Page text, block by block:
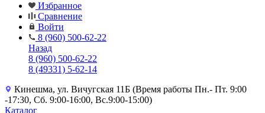
Избранное
Сравнение
Войти
8 (960) 500-62-22
Назад
8 (960) 500-62-22
8 (49331) 5-62-14
Кинешма, ул. Вичугская 11Б (Время работы Пн.- Пт. 9:00
-17:30, Сб. 9:00-16:00, Вс.9:00-15:00)
Каталог